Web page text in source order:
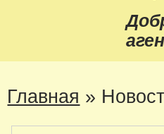
Главная »